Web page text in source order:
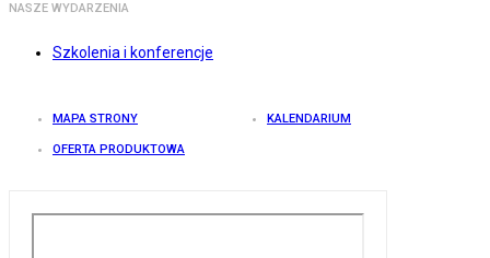
NASZE WYDARZENIA
Szkolenia i konferencje
MAPA STRONY KALENDARIUM
OFERTA PRODUKTOWA